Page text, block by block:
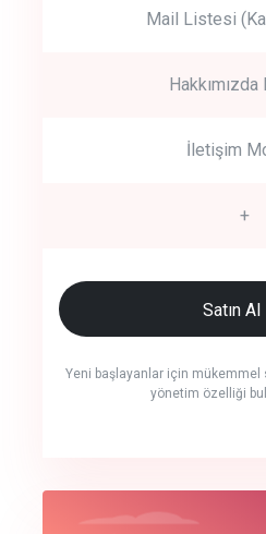
Mail Listesi
İletişim
+
Satın Al
Yeni başlayanlar için
yönetim özelliği
crm auto cync